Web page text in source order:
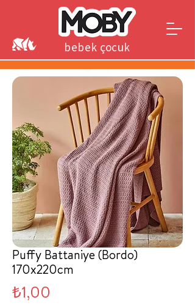
bebek çocuk
genç
Puffy Battaniye (Bordo)
170x220cm
₺1,00